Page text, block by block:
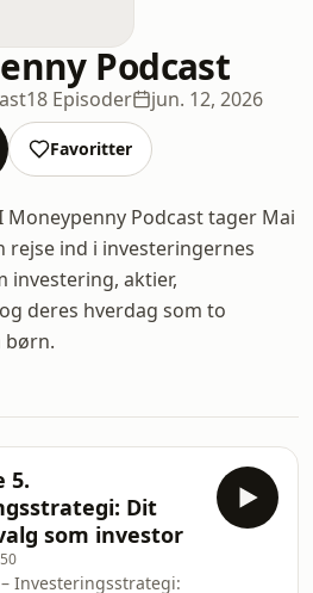
Podcast
18 Episoder jun. 12, 2026
Favoritter
Podcast tager Mai
rejse ind i investeringernes
investering, aktier,
deres hverdag som to
børn.
5.
Dit
som investor
Investeringsstrategi: